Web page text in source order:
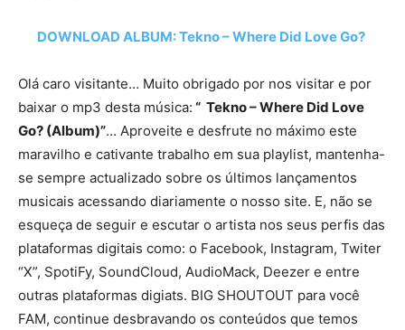
DOWNLOAD ALBUM: Tekno – Where Did Love Go?
Olá caro visitante… Muito obrigado por nos visitar e por
baixar o mp3 desta música: “ Tekno – Where Did Love
Go? (Album)”… Aproveite e desfrute no máximo este
maravilho e cativante trabalho em sua playlist, mantenha-
se sempre actualizado sobre os últimos lançamentos
musicais acessando diariamente o nosso site. E, não se
esqueça de seguir e escutar o artista nos seus perfis das
plataformas digitais como: o Facebook, Instagram, Twiter
“X”, SpotiFy, SoundCloud, AudioMack, Deezer e entre
outras plataformas digiats. BIG SHOUTOUT para você
FAM, continue desbravando os conteúdos que temos